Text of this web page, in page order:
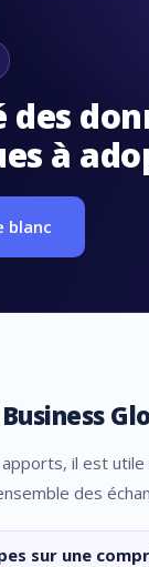
à
blanc
il est
des
sur une